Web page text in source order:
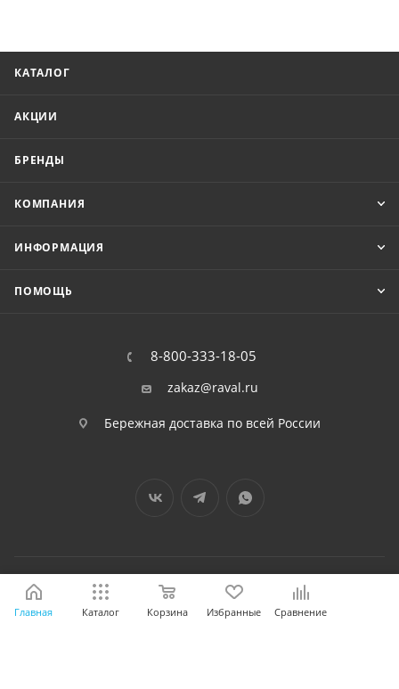
КАТАЛОГ
АКЦИИ
БРЕНДЫ
КОМПАНИЯ
ИНФОРМАЦИЯ
ПОМОЩЬ
8-800-333-18-05
zakaz@raval.ru
Бережная доставка по всей России
2026 © RAVAL - интернет-магазин
Главная Каталог Корзина Избранные Сравнение